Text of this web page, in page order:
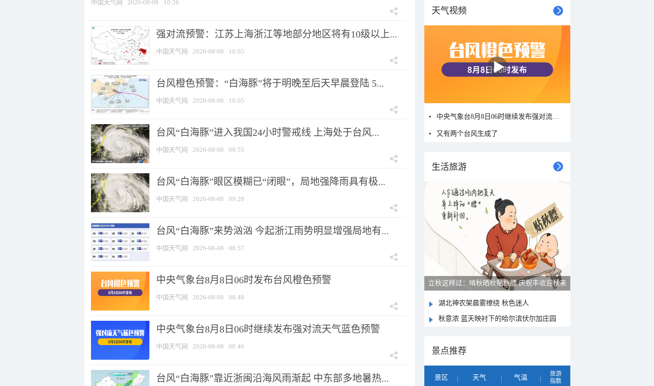
中国天气网 2026-08-08 10:26
强对流预警：江苏上海浙江等地部分地区将有10级以上...
中国天气网 2026-08-08 10:05
台风橙色预警：“白海豚”将于明晚至后天早晨登陆 5...
中国天气网 2026-08-08 10:05
台风“白海豚”进入我国24小时警戒线 上海处于台风...
中国天气网 2026-08-08 09:55
台风“白海豚”眼区模糊已“闭眼”，局地强降雨具有极...
中国天气网 2026-08-08 09:28
台风“白海豚”来势汹汹 今起浙江雨势明显增强局地有...
中国天气网 2026-08-08 08:57
中央气象台8月8日06时发布台风橙色预警
中国天气网 2026-08-08 08:48
中央气象台8月8日06时继续发布强对流天气蓝色预警
中国天气网 2026-08-08 08:46
台风“白海豚”靠近浙闽沿海风雨渐起 中东部多地暑热...
天气视频
中央气象台8月8日06时继续发布强对流天气蓝色预警
又有两个台风生成了
生活旅游
立秋这样过：啃秋晒秋贴秋膘 庆祝丰收迎秋来
湖北神农架晨雾缭绕 秋色迷人
秋意浓 蓝天映衬下的哈尔滨伏尔加庄园
景点推荐
景区 天气 气温
旅游
指数